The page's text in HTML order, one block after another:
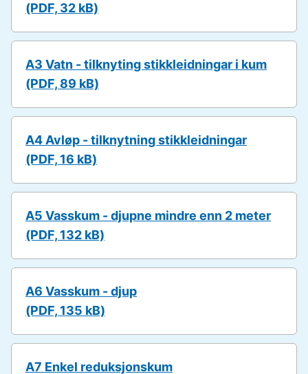
n
(PDF, 32 kB)
A3 Vatn - tilknyting stikkleidningar i kum
(PDF, 89 kB)
A4 Avløp - tilknytning stikkleidningar
(PDF, 16 kB)
A5 Vasskum - djupne mindre enn 2 meter
(PDF, 132 kB)
A6 Vasskum - djup
(PDF, 135 kB)
A7 Enkel reduksjonskum